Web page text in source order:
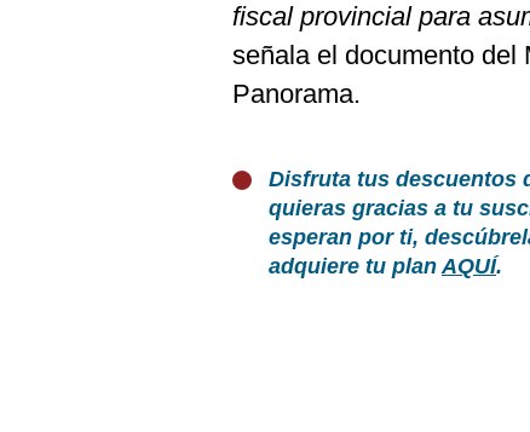
fiscal provincial para
señala el documento del
Panorama.
Disfruta tus descuentos
quieras gracias a tu
esperan por ti,
adquiere tu planAQUÍ.